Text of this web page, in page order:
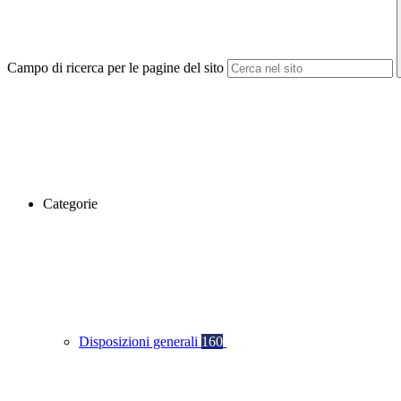
Campo di ricerca per le pagine del sito
Categorie
Disposizioni generali 160